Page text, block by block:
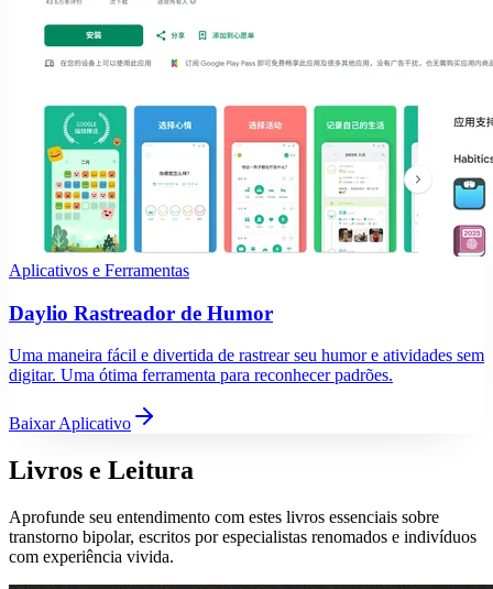
Aplicativos e Ferramentas
Daylio Rastreador de Humor
Uma maneira fácil e divertida de rastrear seu humor e atividades sem
digitar. Uma ótima ferramenta para reconhecer padrões.
Baixar Aplicativo
Livros e Leitura
Aprofunde seu entendimento com estes livros essenciais sobre
transtorno bipolar, escritos por especialistas renomados e indivíduos
com experiência vivida.